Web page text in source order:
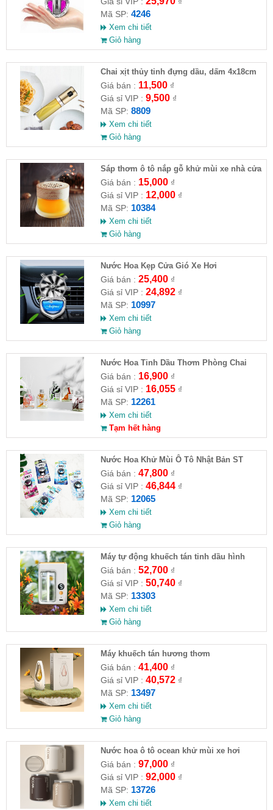
Mã SP: 4246
Xem chi tiết
Giỏ hàng
Chai xịt thủy tinh đựng dầu, dấm 4x18cm
-100ml
Giá bán : 11,500₫
Giá sỉ VIP : 9,500₫
Mã SP: 8809
Xem chi tiết
Giỏ hàng
Sáp thơm ô tô nắp gỗ khử mùi xe nhà cửa
Giá bán : 15,000₫
Giá sỉ VIP : 12,000₫
Mã SP: 10384
Xem chi tiết
Giỏ hàng
Nước Hoa Kẹp Cửa Gió Xe Hơi
Giá bán : 25,400₫
Giá sỉ VIP : 24,892₫
Mã SP: 10997
Xem chi tiết
Giỏ hàng
Nước Hoa Tinh Dầu Thơm Phòng Chai
100ml
Giá bán : 16,900₫
Giá sỉ VIP : 16,055₫
Mã SP: 12261
Xem chi tiết
Tạm hết hàng
Nước Hoa Khử Mùi Ô Tô Nhật Bản ST
Floral Hương Hoa Cỏ 3.2mL
Giá bán : 47,800₫
Giá sỉ VIP : 46,844₫
Mã SP: 12065
Xem chi tiết
Giỏ hàng
Máy tự động khuếch tán tinh dầu hình
vuông
Giá bán : 52,700₫
Giá sỉ VIP : 50,740₫
Mã SP: 13303
Xem chi tiết
Giỏ hàng
Máy khuếch tán hương thơm
Giá bán : 41,400₫
Giá sỉ VIP : 40,572₫
Mã SP: 13497
Xem chi tiết
Giỏ hàng
Nước hoa ô tô ocean khử mùi xe hơi
Giá bán : 97,000₫
Giá sỉ VIP : 92,000₫
Mã SP: 13726
Xem chi tiết